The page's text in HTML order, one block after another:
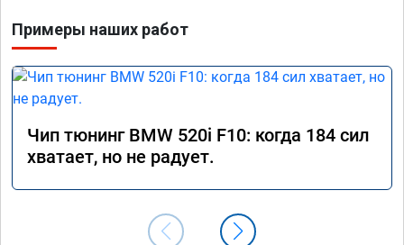
Примеры наших работ
Чип тюнинг BMW 520i F10: когда 184 сил
хватает, но не радует.